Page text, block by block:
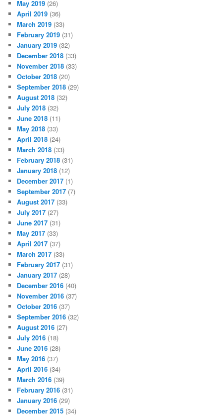
May 2019 (26)
April 2019 (36)
March 2019 (33)
February 2019 (31)
January 2019 (32)
December 2018 (33)
November 2018 (33)
October 2018 (20)
September 2018 (29)
August 2018 (32)
July 2018 (32)
June 2018 (11)
May 2018 (33)
April 2018 (24)
March 2018 (33)
February 2018 (31)
January 2018 (12)
December 2017 (1)
September 2017 (7)
August 2017 (33)
July 2017 (27)
June 2017 (31)
May 2017 (33)
April 2017 (37)
March 2017 (33)
February 2017 (31)
January 2017 (28)
December 2016 (40)
November 2016 (37)
October 2016 (37)
September 2016 (32)
August 2016 (27)
July 2016 (18)
June 2016 (28)
May 2016 (37)
April 2016 (34)
March 2016 (39)
February 2016 (31)
January 2016 (29)
December 2015 (34)